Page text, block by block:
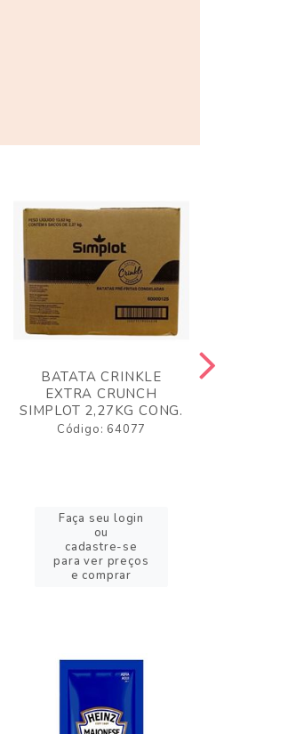
BATATA CRINKLE
EXTRA CRUNCH
SIMPLOT 2,27KG CONG.
Código: 64077
Faça seu login
ou
cadastre-se
para ver preços
e comprar